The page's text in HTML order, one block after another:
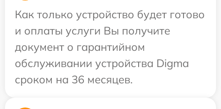
Как только устройство будет готово
и оплаты услуги Вы получите
документ о гарантийном
обслуживании устройства Digma
сроком на 36 месяцев.